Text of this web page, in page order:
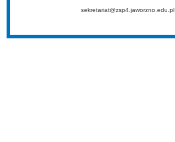
sekretariat@zsp4.jaworzno.edu.pl